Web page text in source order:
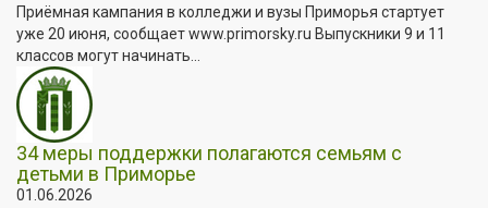
Приёмная кампания в колледжи и вузы Приморья стартует
уже 20 июня, сообщает www.primorsky.ru Выпускники 9 и 11
классов могут начинать...
34 меры поддержки полагаются семьям с
детьми в Приморье
01.06.2026